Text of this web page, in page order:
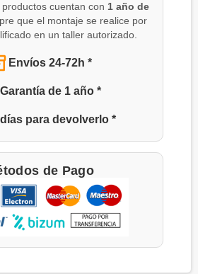
cuentan con 1 año de
que el montaje se realice por
en un taller autorizado.
Envíos 24-72h *
Garantía de 1 año *
para devolverlo *
de Pago